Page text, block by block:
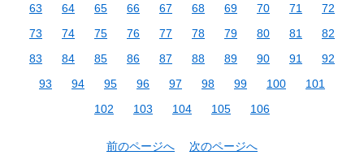
63
64 65 66 67 68 69 70 71
72
73
74 75 76 77 78 79 80 81
82
83
84 85 86 87 88 89 90 91
92
93
94 95 96 97 98 99 100
101
102
103 104 105 106
前のページへ 次のページへ